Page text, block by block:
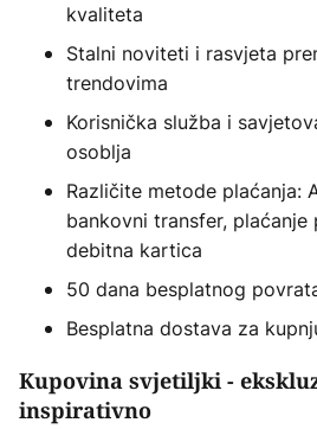
kvaliteta
Stalni noviteti i rasvjeta
trendovima
Korisnička služba i
osoblja
Različite metode plaćanja:
bankovni transfer,
debitna kartica
50 dana besplatnog
Besplatna dostava za
Kupovina svjetiljki -
inspirativno